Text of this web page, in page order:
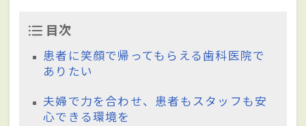
目次
患者に笑顔で帰ってもらえる歯科医院で
ありたい
夫婦で力を合わせ、患者もスタッフも安
心できる環境を